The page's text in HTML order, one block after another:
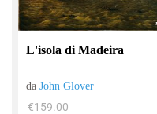
L'isola di Madeira
daJohn Glover
€159.00